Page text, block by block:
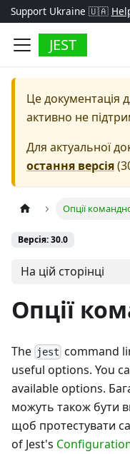
Support Ukraine 🇺🇦
JEST
Це документація
активно не
Для актуальної
остання версія(
Опції
Версія: 30.0
На цій сторінці
Опції
The jest command
useful options. You
available options.
можуть також бути
щоб протестувати
of Jest's